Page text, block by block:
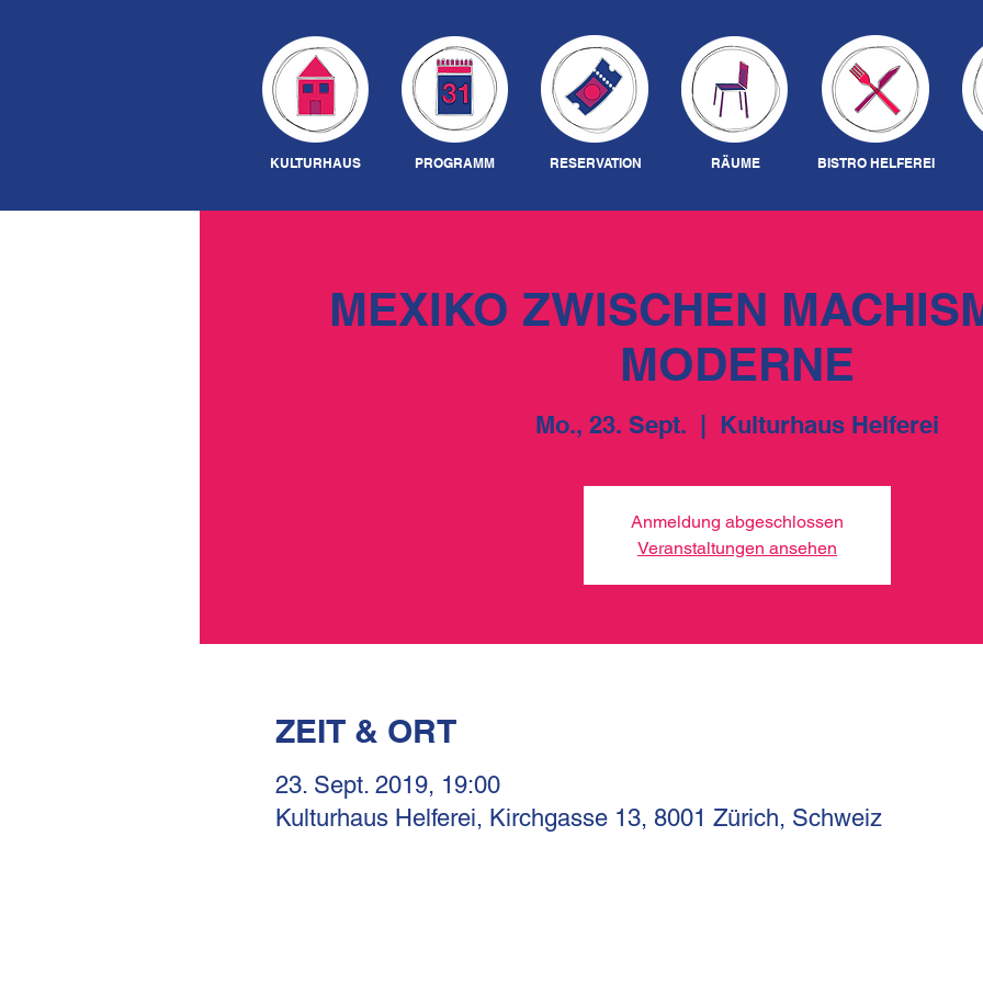
MEXIKO ZWISCHEN
MODERNE
Mo., 23. Sept.
  |
Kulturhaus Helferei
Anmeldung abgeschlossen
Veranstaltungen ansehen
ZEIT & ORT
23. Sept. 2019, 19:00
Kulturhaus Helferei, Kirchgasse 13, 8001 Zürich, Schweiz
KULTURHAUS PROGRAMM RESERVATION RÄUME BISTRO HELFEREI